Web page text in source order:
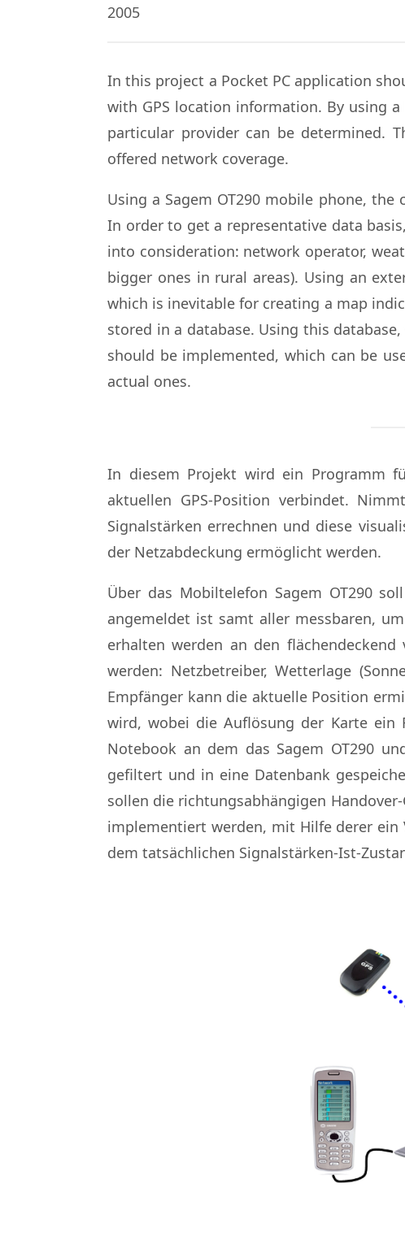
2005
In this project a Pocket PC application
with GPS location information. By using
particular provider can be determined.
offered network coverage.
Using a Sagem OT290 mobile phone,
In order to get a representative data
into consideration: network operator,
bigger ones in rural areas). Using an
which is inevitable for creating a map
stored in a database. Using this
should be implemented, which can be
actual ones.
In diesem Projekt wird ein Programm
aktuellen GPS-Position verbindet.
Signalstärken errechnen und diese
der Netzabdeckung ermöglicht werden.
Über das Mobiltelefon Sagem OT290
angemeldet ist samt aller messbaren,
erhalten werden an den
werden: Netzbetreiber, Wetterlage
Empfänger kann die aktuelle Position
wird, wobei die Auflösung der Karte ein
Notebook an dem das Sagem OT290
gefiltert und in eine Datenbank
sollen die richtungsabhängigen
implementiert werden, mit Hilfe derer ein
dem tatsächlichen Signalstärken-Ist-